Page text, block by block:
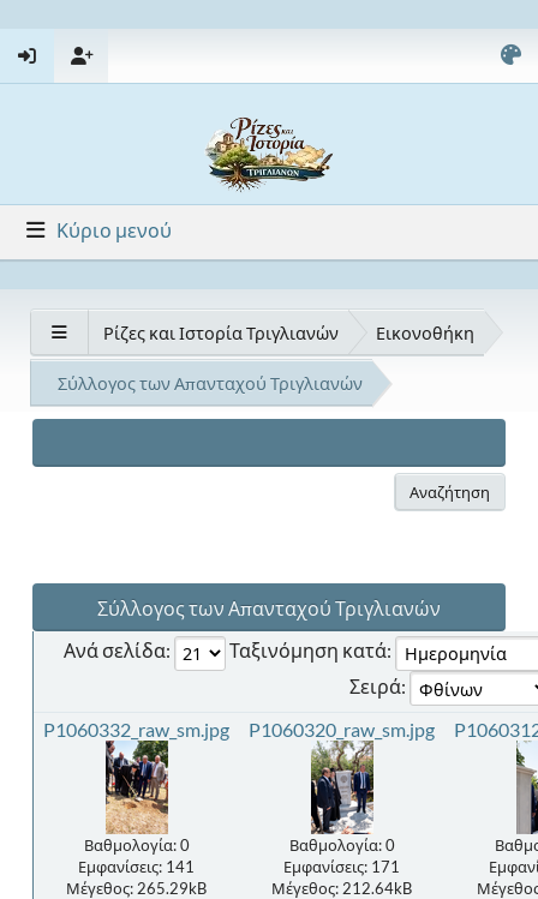
Κύριο μενού
Ρίζες και Ιστορία Τριγλιανών Εικονοθήκη
Σύλλογος των Απανταχού Τριγλιανών
Αναζήτηση
Σύλλογος των Απανταχού Τριγλιανών
Ανά σελίδα:
Ταξινόμηση κατά:
Σειρά:
P1060332_raw_sm.jpg
Βαθμολογία: 0
Εμφανίσεις: 141
Μέγεθος: 265.29kB
P1060320_raw_sm.jpg
Βαθμολογία: 0
Εμφανίσεις: 171
Μέγεθος: 212.64kB